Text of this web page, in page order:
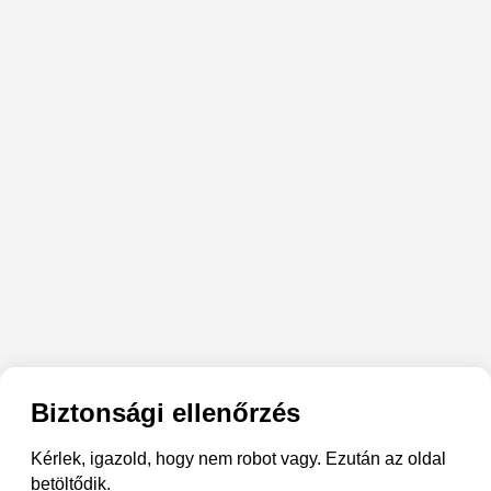
Biztonsági ellenőrzés
Kérlek, igazold, hogy nem robot vagy. Ezután az oldal
betöltődik.